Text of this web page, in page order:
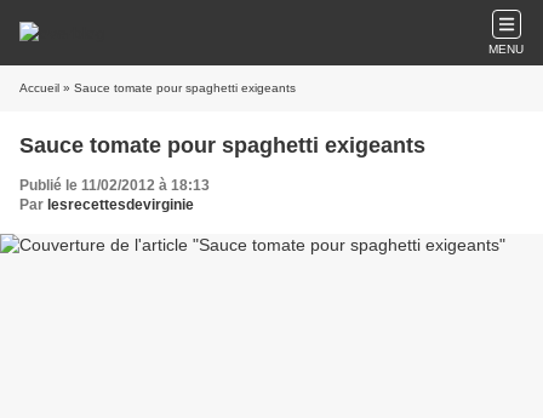
MENU
Accueil » Sauce tomate pour spaghetti exigeants
Sauce tomate pour spaghetti exigeants
Publié le 11/02/2012 à 18:13
Par lesrecettesdevirginie